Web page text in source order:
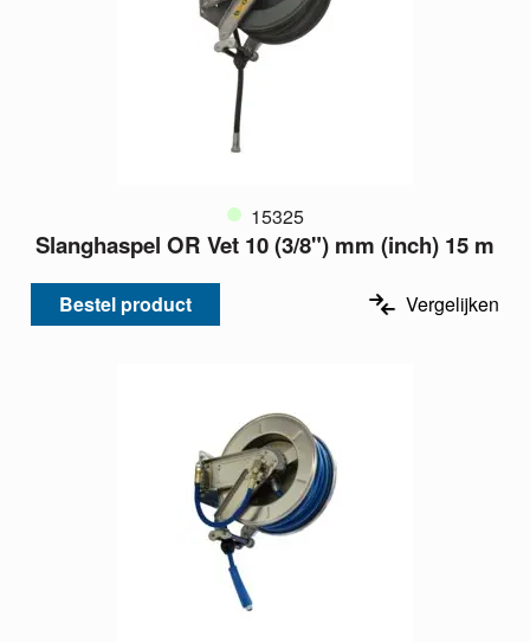
15325
Slanghaspel OR Vet 10 (3/8") mm (inch) 15 m
Bestel product Vergelijken